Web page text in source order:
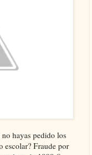
hayas pedido los
escolar? Fraude por